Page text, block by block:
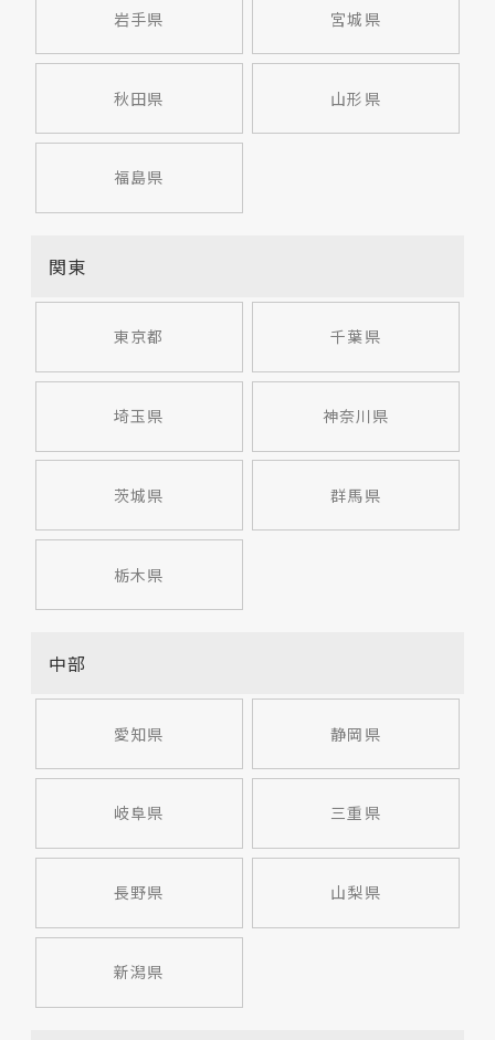
岩手県 宮城県
秋田県 山形県
福島県
関東
東京都 千葉県
埼玉県 神奈川県
茨城県 群馬県
栃木県
中部
愛知県 静岡県
岐阜県 三重県
長野県 山梨県
新潟県